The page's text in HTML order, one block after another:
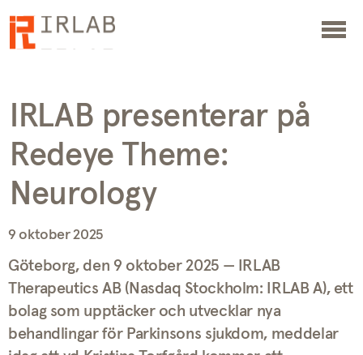
IRLAB presenterar på
Redeye Theme:
Neurology
9 oktober 2025
Göteborg, den 9 oktober 2025 — IRLAB
Therapeutics AB (Nasdaq Stockholm: IRLAB A), ett
bolag som upptäcker och utvecklar nya
behandlingar för Parkinsons sjukdom, meddelar